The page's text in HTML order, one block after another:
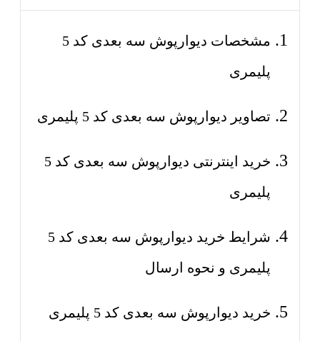
مشخصات دیوارپوش سه بعدی کد 5
پلیمری
تصاویر دیوارپوش سه بعدی کد 5 پلیمری
خرید اینترنتی دیوارپوش سه بعدی کد 5
پلیمری
شرایط خرید دیوارپوش سه بعدی کد 5
پلیمری و نحوه ارسال
خرید دیوارپوش سه بعدی کد 5 پلیمری